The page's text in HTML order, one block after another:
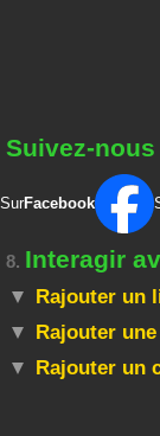
Suivez-
SurFacebook
8. Interagir
Rajouter un
Rajouter
Rajouter un